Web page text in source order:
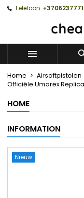
Telefoon:

Home Airsoftpistolen
Officiële Umarex Replica
HOME
INFORMATION
Nieuw